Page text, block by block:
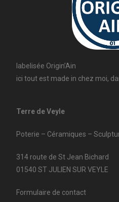
labelisée Origin’Ain
ici tout est made in chez moi,
Terre de Veyle
Poterie – Céramiques –
314 route de St Jean Bichard
01540 ST JULIEN SUR VEYLE
Formulaire de contact